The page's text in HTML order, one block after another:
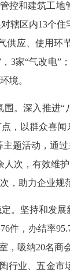
管控和建筑工
辖区内13个
应、使用
3家“气改电
境。
围。深入推进“
，以群众喜
题活动， 通
人次，有效维
，助力企业规
。 坚持和发展
件，办结率
，吸纳20名商
行业、五金